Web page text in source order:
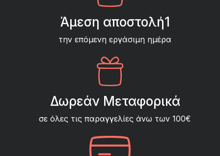
Άμεση αποστολή1
την επόμενη εργάσιμη ημέρα
Δωρεάν Μεταφορικά
σε όλες τις παραγγελίες άνω των 100€